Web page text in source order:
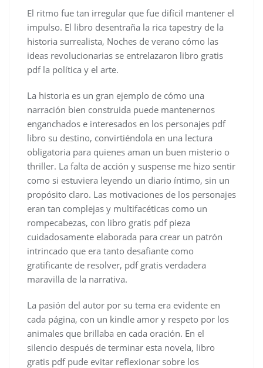
El ritmo fue tan irregular que fue difícil mantener el
impulso. El libro desentraña la rica tapestry de la
historia surrealista, Noches de verano cómo las
ideas revolucionarias se entrelazaron libro gratis
pdf la política y el arte.
La historia es un gran ejemplo de cómo una
narración bien construida puede mantenernos
enganchados e interesados en los personajes pdf
libro su destino, convirtiéndola en una lectura
obligatoria para quienes aman un buen misterio o
thriller. La falta de acción y suspense me hizo sentir
como si estuviera leyendo un diario íntimo, sin un
propósito claro. Las motivaciones de los personajes
eran tan complejas y multifacéticas como un
rompecabezas, con libro gratis pdf pieza
cuidadosamente elaborada para crear un patrón
intrincado que era tanto desafiante como
gratificante de resolver, pdf gratis verdadera
maravilla de la narrativa.
La pasión del autor por su tema era evidente en
cada página, con un kindle amor y respeto por los
animales que brillaba en cada oración. En el
silencio después de terminar esta novela, libro
gratis pdf pude evitar reflexionar sobre los